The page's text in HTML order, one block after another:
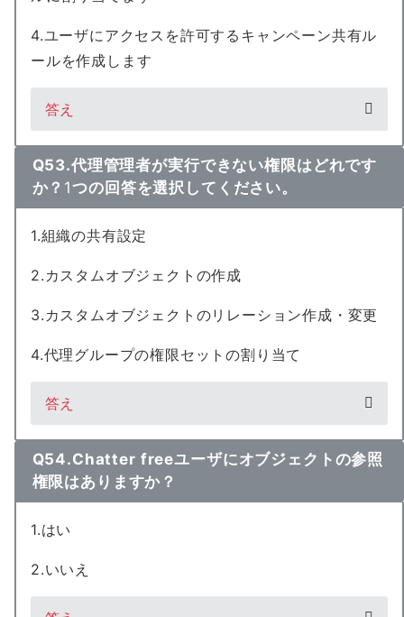
4.ユーザにアクセスを許可するキャンペーン共有ル
ールを作成します
答え
Q53.代理管理者が実行できない権限はどれです
か？ 1つの回答を選択してください。
1.組織の共有設定
2.カスタムオブジェクトの作成
3.カスタムオブジェクトのリレーション作成・変更
4.代理グループの権限セットの割り当て
答え
Q54.Chatter freeユーザにオブジェクトの参照
権限はありますか？
1.はい
2.いいえ